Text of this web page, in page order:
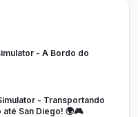
- A Bordo do
- Transportando
San Diego! 🌍🎮